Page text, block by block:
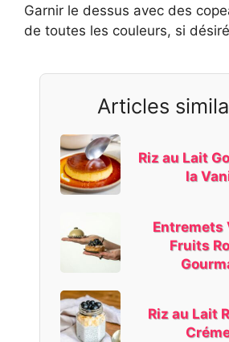
Garnir le dessus avec des
de toutes les couleurs, si
Articles
Riz au Lait
la
Entremets
Fruits
Riz au Lait